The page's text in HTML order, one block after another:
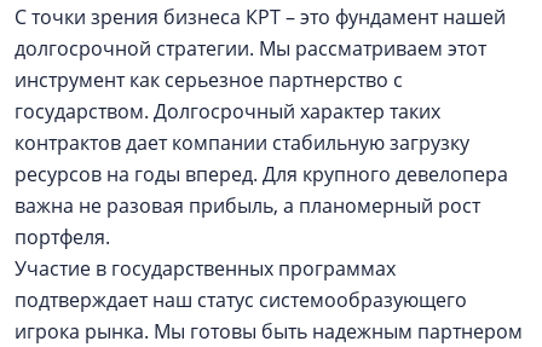
С точки зрения бизнеса КРТ – это фундамент нашей
долгосрочной стратегии. Мы рассматриваем этот
инструмент как серьезное партнерство с
государством. Долгосрочный характер таких
контрактов дает компании стабильную загрузку
ресурсов на годы вперед. Для крупного девелопера
важна не разовая прибыль, а планомерный рост
портфеля.
Участие в государственных программах
подтверждает наш статус системообразующего
игрока рынка. Мы готовы быть надежным партнером